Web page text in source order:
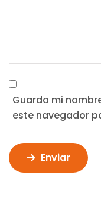
Guarda mi
este navegador
Enviar